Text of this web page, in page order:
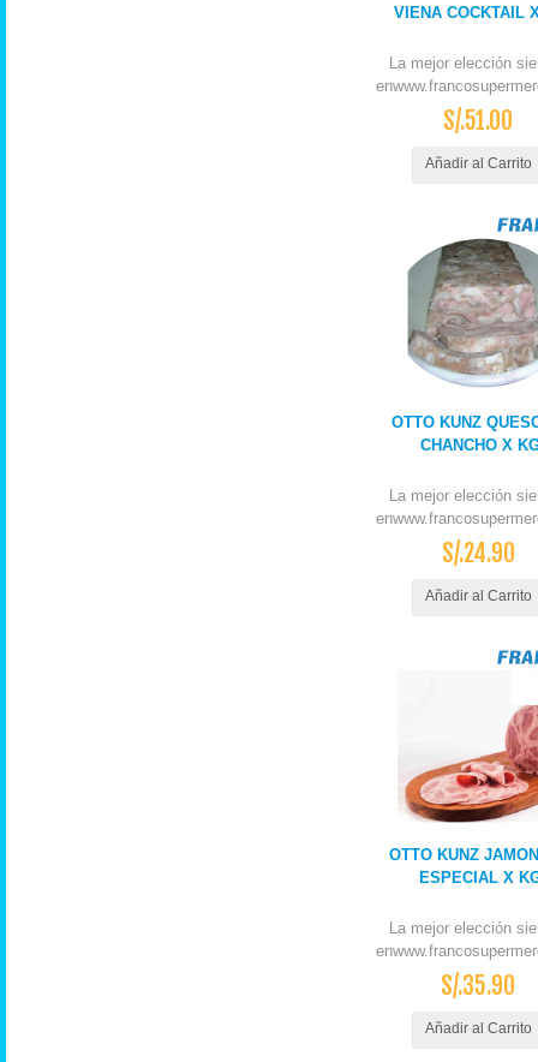
VIENA COCKTAIL
La mejor elección
S/.51.00
Añadir al Carrito
OTTO KUNZ
CHANCHO X
La mejor elección
S/.24.90
Añadir al Carrito
OTTO KUNZ
ESPECIAL X
La mejor elección
S/.35.90
Añadir al Carrito